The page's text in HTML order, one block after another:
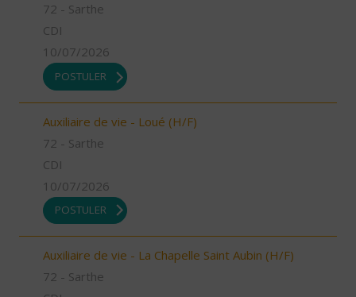
72 - Sarthe
CDI
10/07/2026
POSTULER
Auxiliaire de vie - Loué (H/F)
72 - Sarthe
CDI
10/07/2026
POSTULER
Auxiliaire de vie - La Chapelle Saint Aubin (H/F)
72 - Sarthe